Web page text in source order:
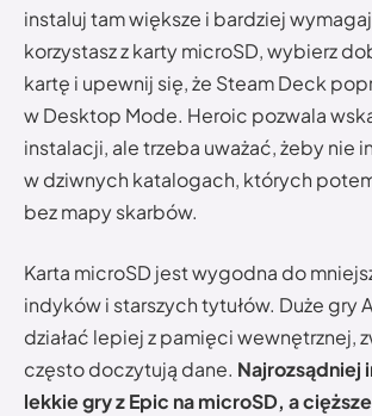
instaluj tam większe i bardziej
korzystasz z karty microSD, wybierz
kartę i upewnij się, że Steam Deck
w Desktop Mode. Heroic pozwala
instalacji, ale trzeba uważać, żeby nie
w dziwnych katalogach, których
bez mapy skarbów.
Karta microSD jest wygodna do
indyków i starszych tytułów. Duże gry
działać lepiej z pamięci wewnętrznej,
często doczytują dane. Najrozsądniej
lekkie gry z Epic na microSD, a